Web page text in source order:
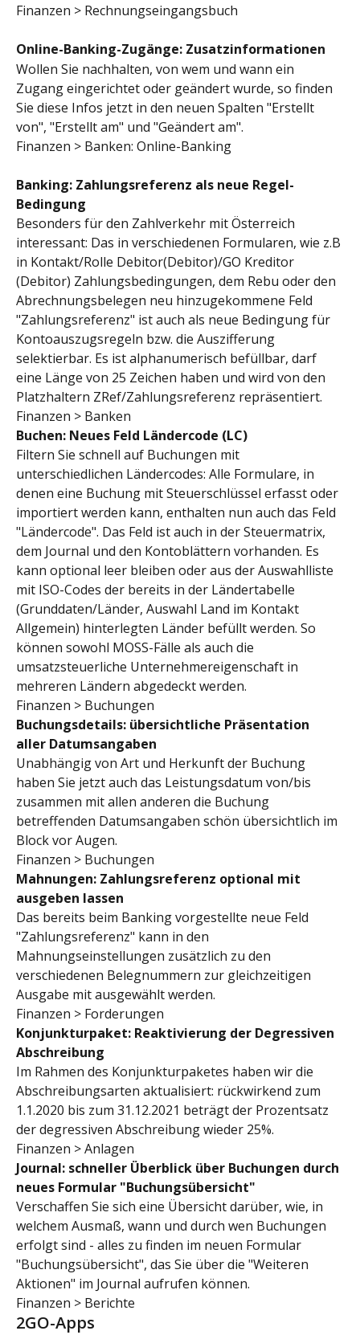
Finanzen > Rechnungseingangsbuch
Online-Banking-Zugänge: Zusatzinformationen
Wollen Sie nachhalten, von wem und wann ein
Zugang eingerichtet oder geändert wurde, so finden
Sie diese Infos jetzt in den neuen Spalten "Erstellt
von", "Erstellt am" und "Geändert am".
Finanzen > Banken: Online-Banking
Banking: Zahlungsreferenz als neue Regel-
Bedingung
Besonders für den Zahlverkehr mit Österreich
interessant: Das in verschiedenen Formularen, wie z.B
in Kontakt/Rolle Debitor(Debitor)/GO Kreditor
(Debitor) Zahlungsbedingungen, dem Rebu oder den
Abrechnungsbelegen neu hinzugekommene Feld
"Zahlungsreferenz" ist auch als neue Bedingung für
Kontoauszugsregeln bzw. die Auszifferung
selektierbar. Es ist alphanumerisch befüllbar, darf
eine Länge von 25 Zeichen haben und wird von den
Platzhaltern ZRef/Zahlungsreferenz repräsentiert.
Finanzen > Banken
Buchen: Neues Feld Ländercode (LC)
Filtern Sie schnell auf Buchungen mit
unterschiedlichen Ländercodes: Alle Formulare, in
denen eine Buchung mit Steuerschlüssel erfasst oder
importiert werden kann, enthalten nun auch das Feld
"Ländercode". Das Feld ist auch in der Steuermatrix,
dem Journal und den Kontoblättern vorhanden. Es
kann optional leer bleiben oder aus der Auswahlliste
mit ISO-Codes der bereits in der Ländertabelle
(Grunddaten/Länder, Auswahl Land im Kontakt
Allgemein) hinterlegten Länder befüllt werden. So
können sowohl MOSS-Fälle als auch die
umsatzsteuerliche Unternehmereigenschaft in
mehreren Ländern abgedeckt werden.
Finanzen > Buchungen
Buchungsdetails: übersichtliche Präsentation
aller Datumsangaben
Unabhängig von Art und Herkunft der Buchung
haben Sie jetzt auch das Leistungsdatum von/bis
zusammen mit allen anderen die Buchung
betreffenden Datumsangaben schön übersichtlich im
Block vor Augen.
Finanzen > Buchungen
Mahnungen: Zahlungsreferenz optional mit
ausgeben lassen
Das bereits beim Banking vorgestellte neue Feld
"Zahlungsreferenz" kann in den
Mahnungseinstellungen zusätzlich zu den
verschiedenen Belegnummern zur gleichzeitigen
Ausgabe mit ausgewählt werden.
Finanzen > Forderungen
Konjunkturpaket: Reaktivierung der Degressiven
Abschreibung
Im Rahmen des Konjunkturpaketes haben wir die
Abschreibungsarten aktualisiert: rückwirkend zum
1.1.2020 bis zum 31.12.2021 beträgt der Prozentsatz
der degressiven Abschreibung wieder 25%.
Finanzen > Anlagen
Journal: schneller Überblick über Buchungen durch
neues Formular "Buchungsübersicht"
Verschaffen Sie sich eine Übersicht darüber, wie, in
welchem Ausmaß, wann und durch wen Buchungen
erfolgt sind - alles zu finden im neuen Formular
"Buchungsübersicht", das Sie über die "Weiteren
Aktionen" im Journal aufrufen können.
Finanzen > Berichte
2GO-Apps